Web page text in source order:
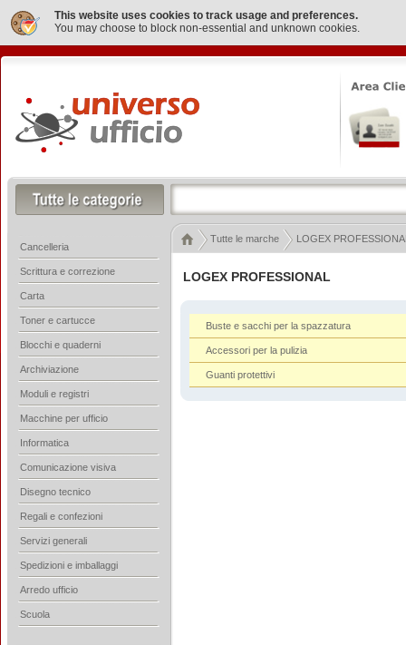
This website uses cookies to track usage and preferences.
You may choose to block non-essential and unknown cookies.
LOGEX PROFESSIONAL
Buste e sacchi per la spazzatura
Accessori per la pulizia
Guanti protettivi
Cancelleria
Scrittura e correzione
Carta
Toner e cartucce
Blocchi e quaderni
Archiviazione
Moduli e registri
Macchine per ufficio
Informatica
Comunicazione visiva
Disegno tecnico
Regali e confezioni
Servizi generali
Spedizioni e imballaggi
Arredo ufficio
Scuola
Tutte le marche LOGEX